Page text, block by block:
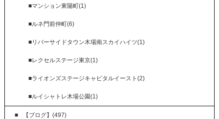
■マンション東陽町(1)
■ルネ門前仲町(6)
■リバーサイドタウン木場南スカイハイツ(1)
■レクセルステージ東京(1)
■ライオンズステージキャピタルイースト(2)
■ルイシャトレ木場公園(1)
【ブログ】(497)